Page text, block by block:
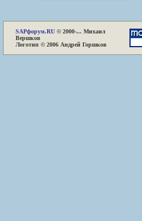
SAPфорум.RU © 2000-... Михаил
Вершков
Логотип © 2006 Андрей Горшков